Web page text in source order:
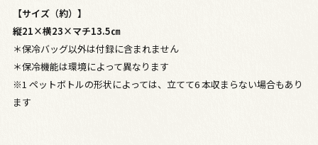
【サイズ（約）】
縦21×横23×マチ13.5㎝
＊保冷バッグ以外は付録に含まれません
＊保冷機能は環境によって異なります
※1 ペットボトルの形状によっては、立てて6 本収まらない場合もあり
ます